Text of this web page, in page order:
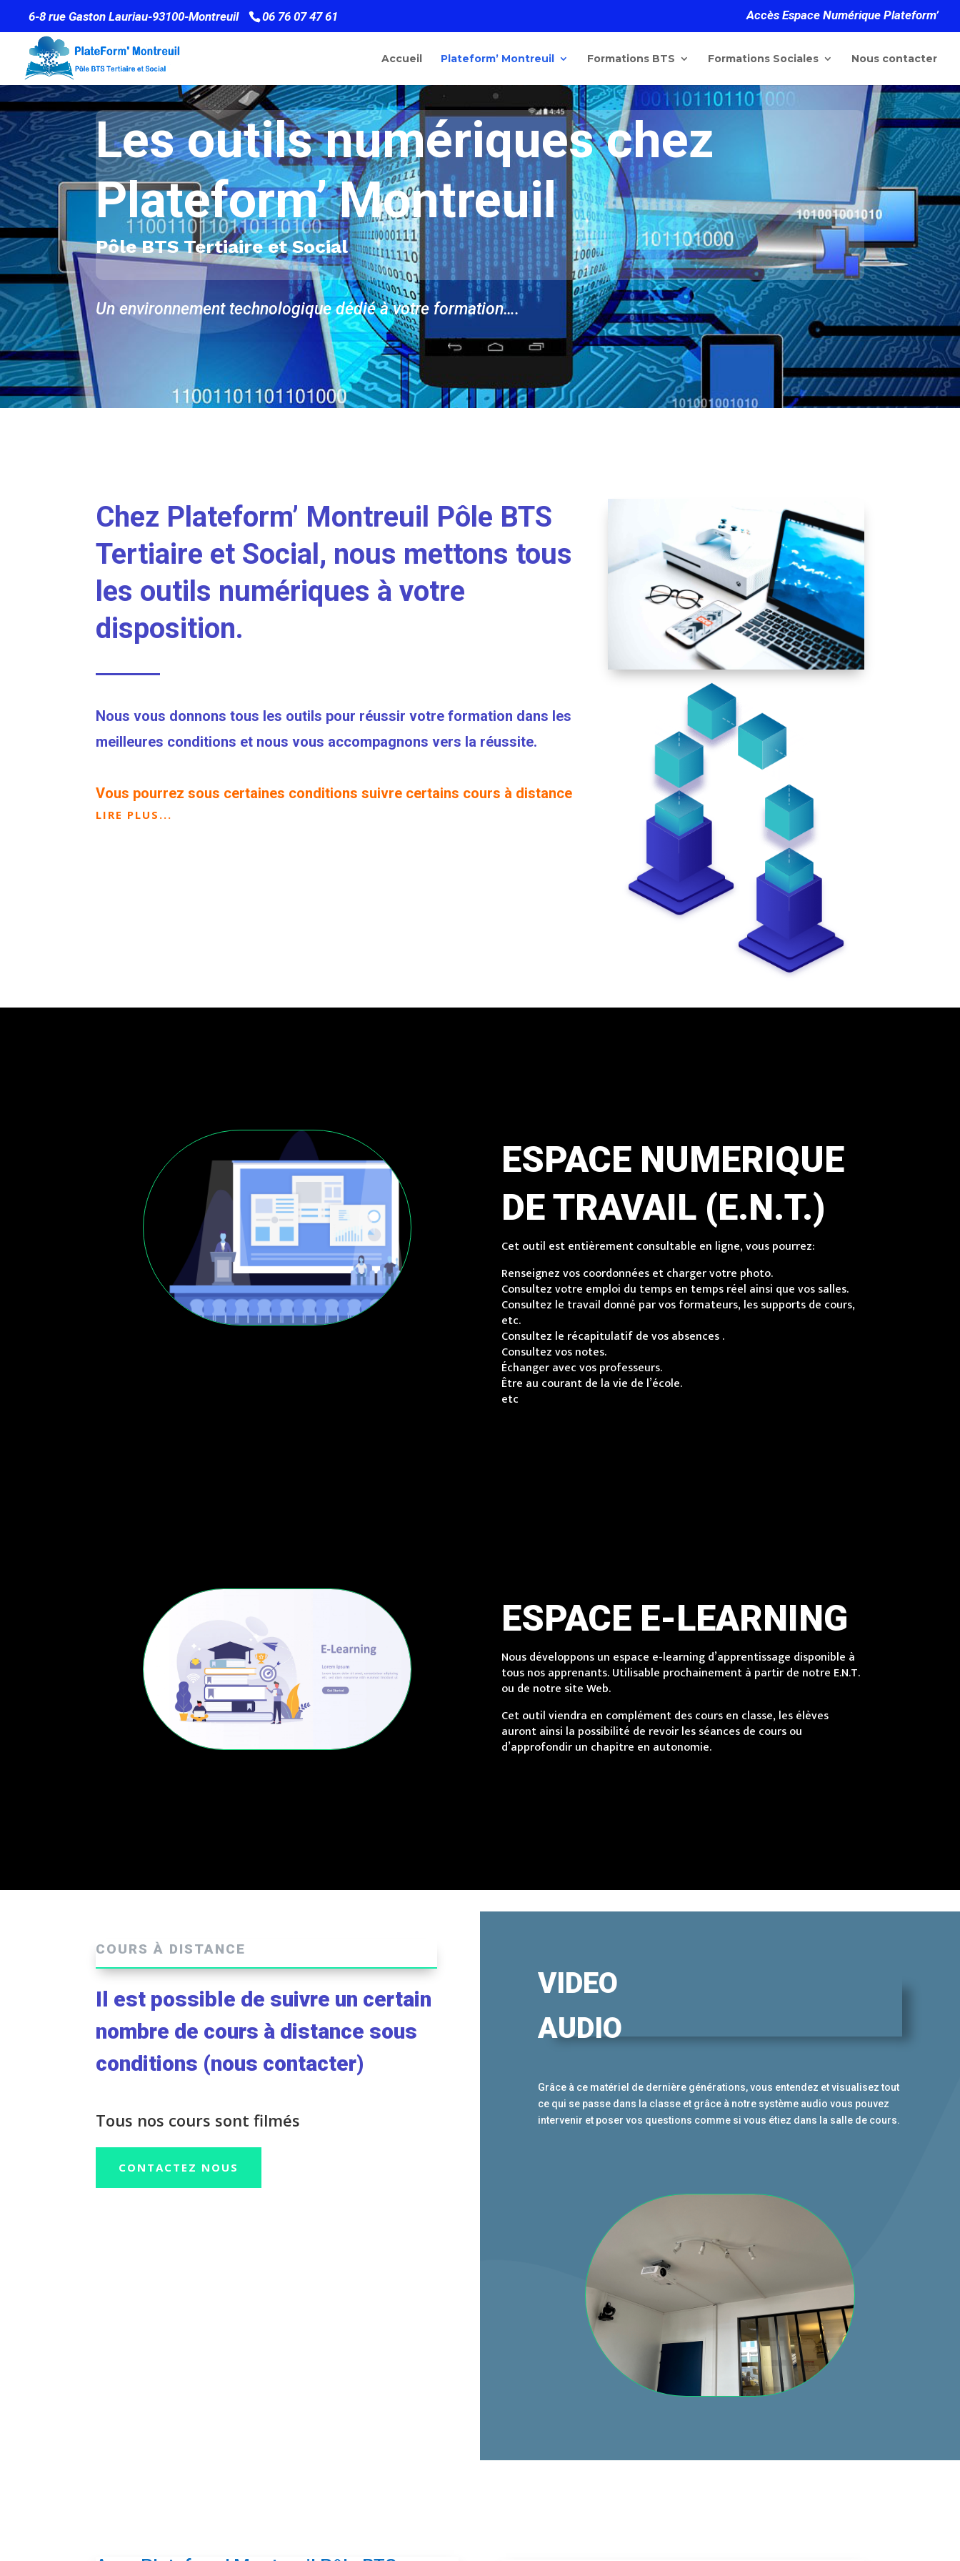
6-8 rue Gaston Lauriau-93100-Montreuil 06 76 07 47 61 Accès Espace Numérique Plateform’
Accueil Plateform’ Montreuil Formations BTS Formations Sociales Nous contacter
Les outils numériques chez
Plateform’ Montreuil
Pôle BTS Tertiaire et Social
Un environnement technologique dédié à votre formation….
Chez Plateform’ Montreuil Pôle BTS
Tertiaire et Social, nous mettons tous
les outils numériques à votre
disposition.
Nous vous donnons tous les outils pour réussir votre formation dans les
meilleures conditions et nous vous accompagnons vers la réussite.
Vous pourrez sous certaines conditions suivre certains cours à distance
LIRE PLUS...
ESPACE NUMERIQUE
DE TRAVAIL (E.N.T.)
Cet outil est entièrement consultable en ligne, vous pourrez:
Renseignez vos coordonnées et charger votre photo.
Consultez votre emploi du temps en temps réel ainsi que vos salles.
Consultez le travail donné par vos formateurs, les supports de cours,
etc.
Consultez le récapitulatif de vos absences .
Consultez vos notes.
Échanger avec vos professeurs.
Être au courant de la vie de l’école.
etc
ESPACE E-LEARNING
Nous développons un espace e-learning d’apprentissage disponible à
tous nos apprenants. Utilisable prochainement à partir de notre E.N.T.
ou de notre site Web.
Cet outil viendra en complément des cours en classe, les élèves
auront ainsi la possibilité de revoir les séances de cours ou
d’approfondir un chapitre en autonomie.
COURS À DISTANCE
Il est possible de suivre un certain
nombre de cours à distance sous
conditions (nous contacter)
Tous nos cours sont filmés
CONTACTEZ NOUS
VIDEO
AUDIO
Grâce à ce matériel de dernière générations, vous entendez et visualisez tout
ce qui se passe dans la classe et grâce à notre système audio vous pouvez
intervenir et poser vos questions comme si vous étiez dans la salle de cours.